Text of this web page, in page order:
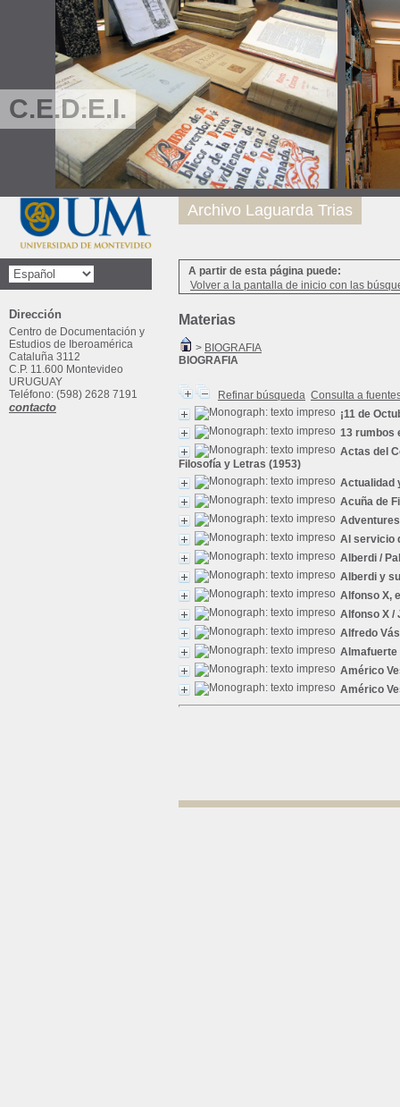
C.E.D.E.I.
A partir de esta página puede:
Volver a la pantalla de inicio con las
Materias
> BIOGRAFIA
BIOGRAFIA
Refinar búsqueda Consulta a
¡11 de
13 rumbos
Actas del
Filosofía y Letras (1953)
Actualidad
Acuña de
Al servicio
Alberdi /
Alberdi y
Alfonso X,
Alfonso X /
Alfredo
Almafuerte
Américo
Américo
Archivo Laguarda Trias
Dirección
Centro de Documentación y
Estudios de Iberoamérica
Cataluña 3112
C.P. 11.600 Montevideo
URUGUAY
Teléfono: (598) 2628 7191
contacto